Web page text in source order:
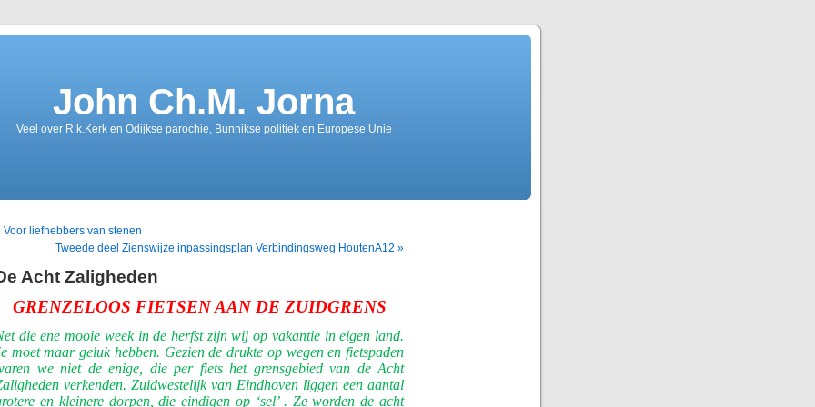
John Ch.M. Jorna
Veel over R.k.Kerk en Odijkse parochie, Bunnikse politiek en Europese Unie
Voor liefhebbers van stenen
Tweede deel Zienswijze inpassingsplan Verbindingsweg HoutenA12 »
Acht Zaligheden
GRENZELOOS FIETSEN AAN DE ZUIDGRENS
die ene mooie week in de herfst zijn wij op vakantie in eigen land.
moet maar geluk hebben. Gezien de drukte op wegen en fietspaden
we niet de enige, die per fiets het grensgebied van de Acht
verkenden. Zuidwestelijk van Eindhoven liggen een aantal
en kleinere dorpen, die eindigen op ‘sel’ . Ze worden de acht